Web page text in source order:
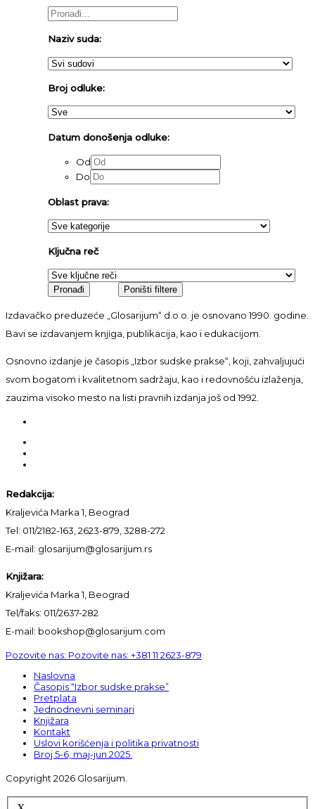
Naziv suda:
Broj odluke:
Datum donošenja odluke:
Od
Do
Oblast prava:
Ključna reč
Izdavačko preduzeće „Glosarijum“ d.o.o. je osnovano 1990. godine.
Bavi se izdavanjem knjiga, publikacija, kao i edukacijom.
Osnovno izdanje je časopis „Izbor sudske prakse“, koji, zahvaljujući
svom bogatom i kvalitetnom sadržaju, kao i redovnošću izlaženja,
zauzima visoko mesto na listi pravnih izdanja još od 1992.
Redakcija:
Kraljevića Marka 1, Beograd
Tel: 011/2182-163, 2623-879, 3288-272
E-mail: glosarijum@glosarijum.rs
Knjižara:
Kraljevića Marka 1, Beograd
Tel/faks: 011/2637-282
E-mail: bookshop@glosarijum.com
Pozovite nas: Pozovite nas: +381 11 2623-879
Naslovna
Časopis “Izbor sudske prakse”
Pretplata
Jednodnevni seminari
Knjižara
Kontakt
Uslovi korišćenja i politika privatnosti
Broj 5-6, maj-jun 2025.
Copyright 2026 Glosarijum.